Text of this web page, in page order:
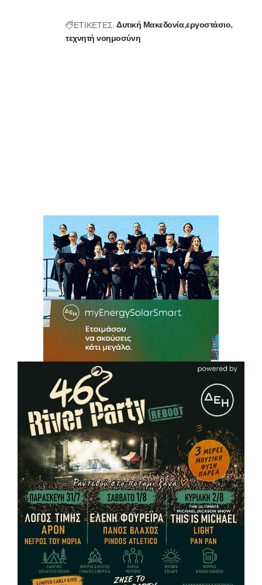
ΕΤΙΚΕΤΕΣ: Δυτική Μακεδονία εργοστάσιο
τεχνητή νοημοσύνη